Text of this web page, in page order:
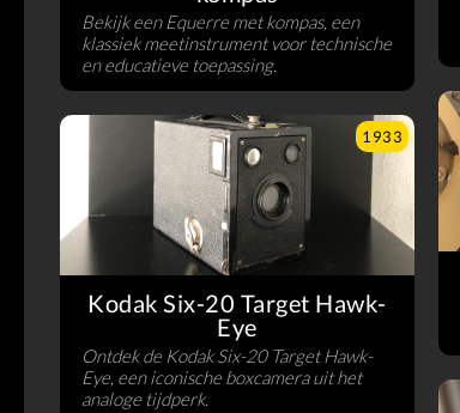
Bekijk een Equerre met kompas, een
klassiek meetinstrument voor technische
en educatieve toepassing.
1933
Kodak Six-20 Target Hawk-
Eye
Ontdek de Kodak Six-20 Target Hawk-
Eye, een iconische boxcamera uit het
analoge tijdperk.